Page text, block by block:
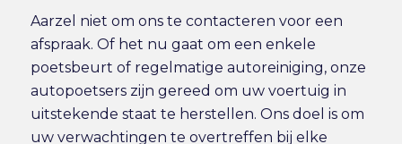
Aarzel niet om ons te contacteren voor een
afspraak. Of het nu gaat om een enkele
poetsbeurt of regelmatige autoreiniging, onze
autopoetsers zijn gereed om uw voertuig in
uitstekende staat te herstellen. Ons doel is om
uw verwachtingen te overtreffen bij elke